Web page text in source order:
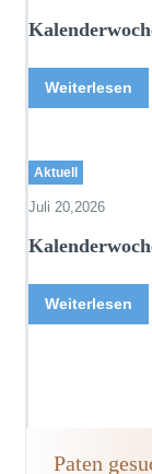
Weiterlesen
Aktuell
Juli 20,2026
Weiterlesen
Paten